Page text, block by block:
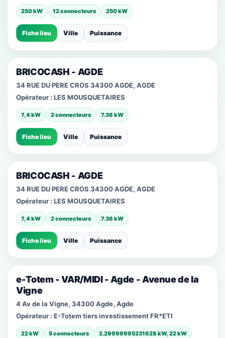
250 kW 12 connecteurs 250 kW
Fiche lieu Ville Puissance
BRICOCASH - AGDE
34 RUE DU PERE CROS 34300 AGDE, AGDE
Opérateur : LES MOUSQUETAIRES
7,4 kW 2 connecteurs 7.36 kW
Fiche lieu Ville Puissance
BRICOCASH - AGDE
34 RUE DU PERE CROS 34300 AGDE, AGDE
Opérateur : LES MOUSQUETAIRES
7,4 kW 2 connecteurs 7.36 kW
Fiche lieu Ville Puissance
e-Totem - VAR/MIDI - Agde - Avenue de la
Vigne
4 Av de la Vigne, 34300 Agde, Agde
Opérateur : E-Totem tiers investissement FR*ETI
22 kW 5 connecteurs 2.29999995231628 kW, 22 kW